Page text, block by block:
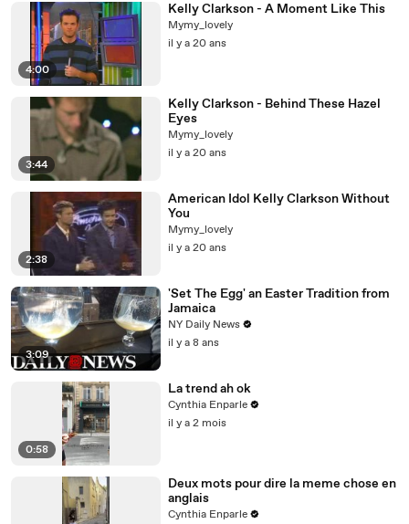
4:00
Kelly Clarkson - A Moment Like This
Mymy_lovely
il y a 20 ans
3:44
Kelly Clarkson - Behind These Hazel
Eyes
Mymy_lovely
il y a 20 ans
2:38
American Idol Kelly Clarkson Without
You
Mymy_lovely
il y a 20 ans
3:09
'Set The Egg' an Easter Tradition from
Jamaica
NY Daily News
il y a 8 ans
0:58
La trend ah ok
Cynthia Enparle
il y a 2 mois
Deux mots pour dire la meme chose en
anglais
Cynthia Enparle